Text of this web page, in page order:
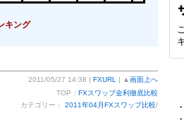
キング
2011/05/27 14:38 | FXURL | ▲ 画面上へ
TOP： FXスワップ金利徹底比較
カテゴリー： 2011年04月FXスワップ比較/
・